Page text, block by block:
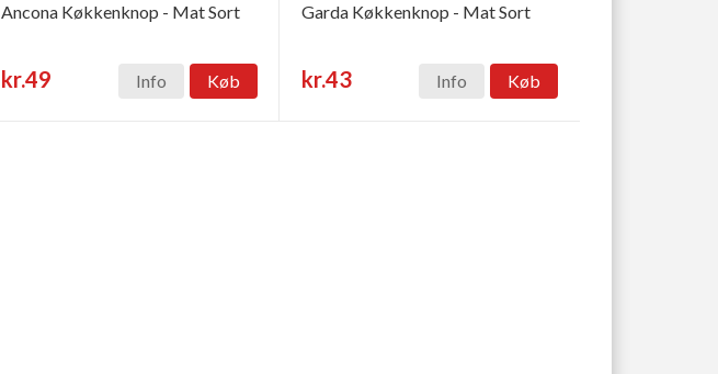
Ancona Køkkenknop - Mat Sort
kr.49 Info Køb
Garda Køkkenknop - Mat Sort
kr.43 Info Køb